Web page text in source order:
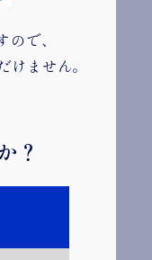
大関ブランド
を支える一杯
で、
ません。
？